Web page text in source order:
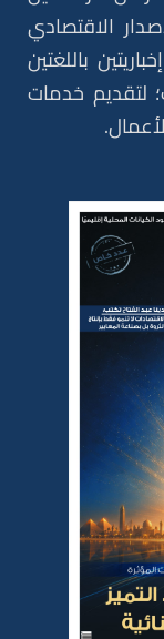
عن شركة نايل
الاقتصادي
باللغتين
لتقديم خدمات